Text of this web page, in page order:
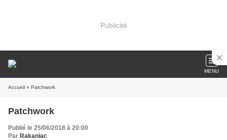
Publicité
MENU
Accueil » Patchwork
Patchwork
Publié le 25/06/2018 à 20:00
Par Rakaniac